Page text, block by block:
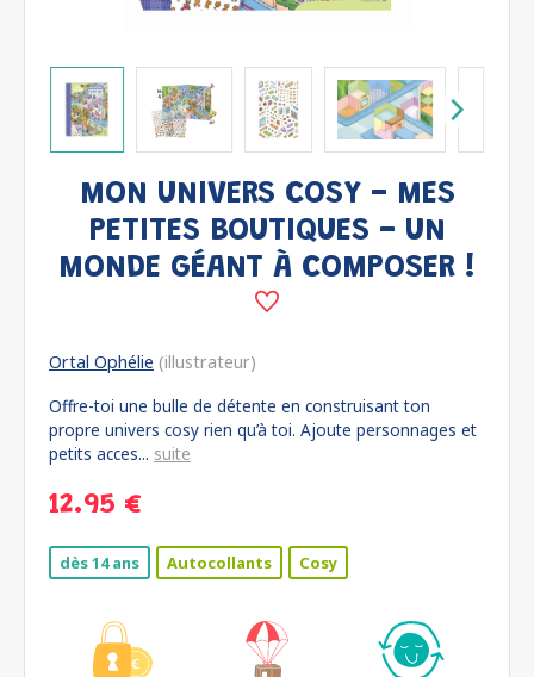
MON UNIVERS COSY - MES
PETITES BOUTIQUES - UN
MONDE GÉANT À COMPOSER !
Ortal Ophélie (illustrateur)
Offre-toi une bulle de détente en construisant ton
propre univers cosy rien qu’à toi. Ajoute personnages et
petits acces... suite
12.95 €
dès 14 ans Autocollants Cosy